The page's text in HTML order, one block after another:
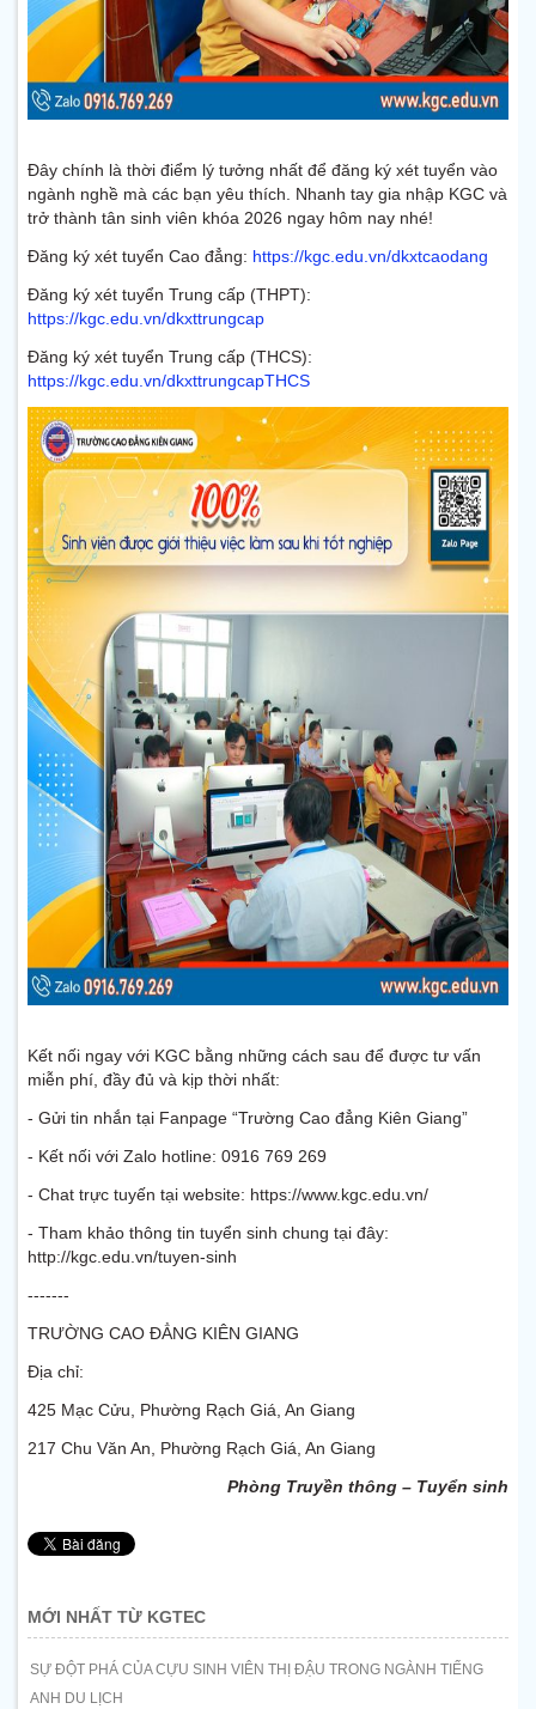
Đây chính là thời điểm lý tưởng nhất để đăng ký xét tuyển vào
ngành nghề mà các bạn yêu thích. Nhanh tay gia nhập KGC và
trở thành tân sinh viên khóa 2026 ngay hôm nay nhé!
Đăng ký xét tuyển Cao đẳng: https://kgc.edu.vn/dkxtcaodang
Đăng ký xét tuyển Trung cấp (THPT):
https://kgc.edu.vn/dkxttrungcap
Đăng ký xét tuyển Trung cấp (THCS):
https://kgc.edu.vn/dkxttrungcapTHCS
Kết nối ngay với KGC bằng những cách sau để được tư vấn
miễn phí, đầy đủ và kịp thời nhất:
- Gửi tin nhắn tại Fanpage “Trường Cao đẳng Kiên Giang”
- Kết nối với Zalo hotline: 0916 769 269
- Chat trực tuyến tại website: https://www.kgc.edu.vn/
- Tham khảo thông tin tuyển sinh chung tại đây:
http://kgc.edu.vn/tuyen-sinh
-------
TRƯỜNG CAO ĐẲNG KIÊN GIANG
Địa chỉ:
425 Mạc Cửu, Phường Rạch Giá, An Giang
217 Chu Văn An, Phường Rạch Giá, An Giang
Phòng Truyền thông – Tuyển sinh
MỚI NHẤT TỪ KGTEC
SỰ ĐỘT PHÁ CỦA CỰU SINH VIÊN THỊ ĐẬU TRONG NGÀNH TIẾNG
ANH DU LỊCH